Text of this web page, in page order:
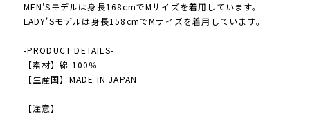
MEN'Sモデルは身長168cmでMサイズを着用しています。
LADY'Sモデルは身長158cmでMサイズを着用しています。
-PRODUCT DETAILS-
【素材】綿 100％
【生産国】MADE IN JAPAN
【注意】